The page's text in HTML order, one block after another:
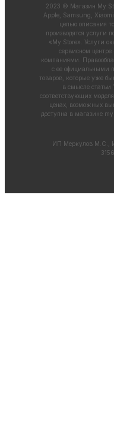
2023 © Магазин My
Apple, Samsung,
целью описания
производятся услуги
«My Store». Услуги
сервисном
компаниями.
с ее официальными
товаров, которые уже
в смысле
соответствующих
ценах, возможных
доступна в магазине
ИП Меркулов М.С.,